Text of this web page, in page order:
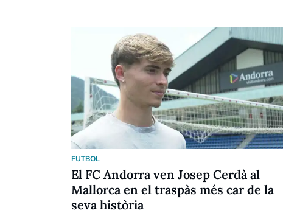
FUTBOL
El FC Andorra ven Josep Cerdà al
Mallorca en el traspàs més car de la
seva història